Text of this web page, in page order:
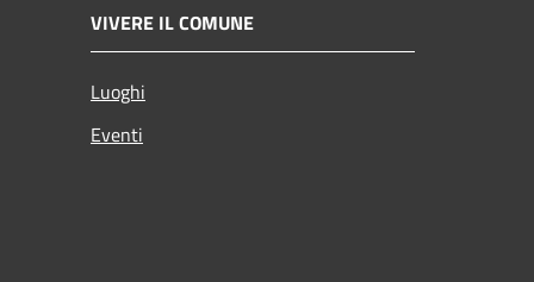
VIVERE IL COMUNE
Luoghi
Eventi